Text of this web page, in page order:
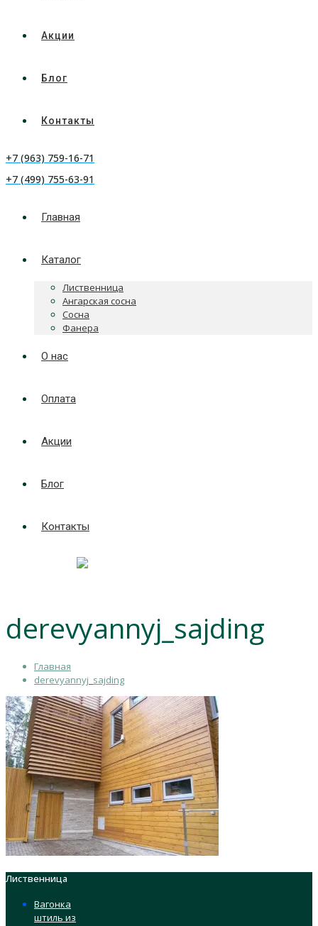
Акции
Блог
Контакты
+7 (963) 759-16-71
+7 (499) 755-63-91
Главная
Каталог
Лиственница
Ангарская сосна
Сосна
Фанера
О нас
Оплата
Акции
Блог
Контакты
derevyannyj_sajding
Главная
derevyannyj_sajding
Лиственница
Вагонка
штиль из